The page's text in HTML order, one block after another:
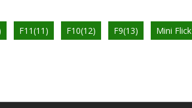
F11(11) F10(12) F9(13) Mini Flick